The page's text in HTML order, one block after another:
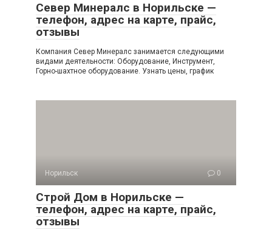
Север Минералс в Норильске —
телефон, адрес на карте, прайс,
отзывы
Компания Север Минералс занимается следующими
видами деятельности: Оборудование, Инструмент,
Горно-шахтное оборудование. Узнать цены, график
Норильск 0
Строй Дом в Норильске —
телефон, адрес на карте, прайс,
отзывы